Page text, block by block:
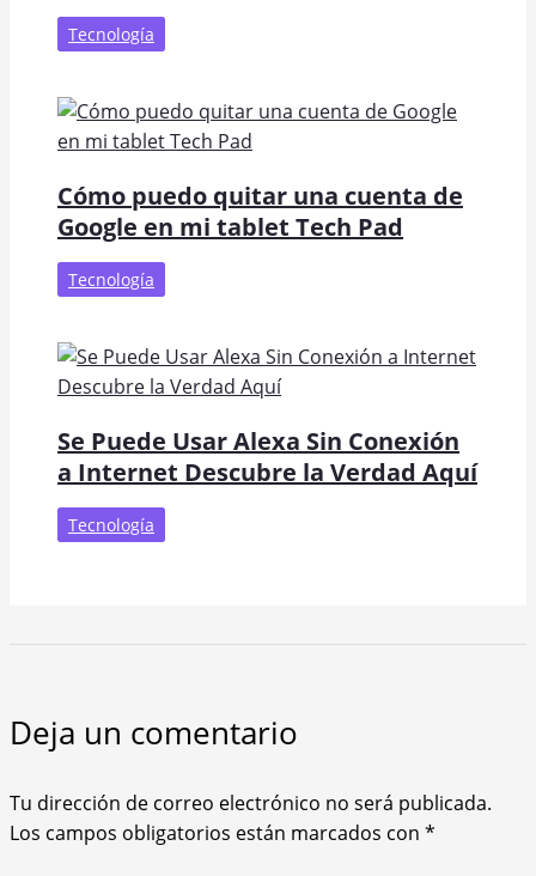
Tecnología
Cómo puedo quitar una cuenta de
Google en mi tablet Tech Pad
Tecnología
Se Puede Usar Alexa Sin Conexión
a Internet Descubre la Verdad Aquí
Tecnología
Deja un comentario
Tu dirección de correo electrónico no será publicada.
Los campos obligatorios están marcados con *